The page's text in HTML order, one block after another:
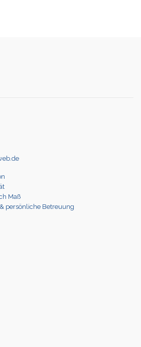
Maß
persönliche Betreuung